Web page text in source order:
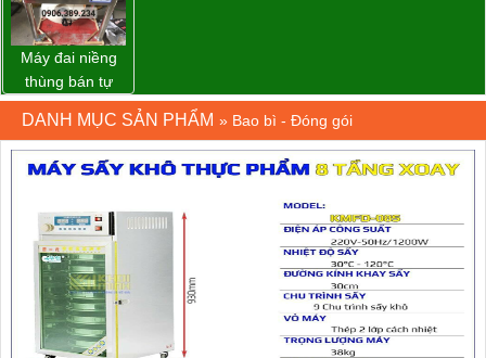
Khâu Đóng Gói
Máy đai niềng
thùng bán tự
động D53XS2
của hãng
Strapack Nhật
DANH MỤC SẢN PHẨM » Bao bì - Đóng gói